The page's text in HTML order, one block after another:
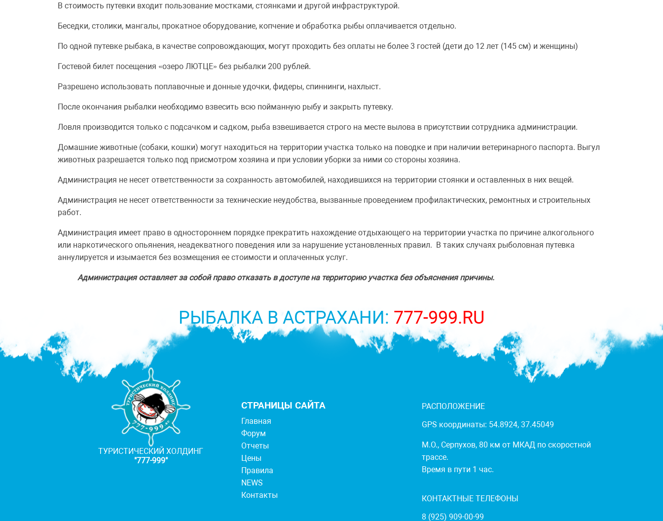
В стоимость путевки входит пользование мостками, стоянками и другой инфраструктурой.
Беседки, столики, мангалы, прокатное оборудование, копчение и обработка рыбы оплачивается отдельно.
По одной путевке рыбака, в качестве сопровождающих, могут проходить без оплаты не более 3 гостей (дети до 12 лет (145 см) и женщины)
Гостевой билет посещения «озеро ЛЮТЦЕ» без рыбалки 200 рублей.
Разрешено использовать поплавочные и донные удочки, фидеры, спиннинги, нахлыст.
После окончания рыбалки необходимо взвесить всю пойманную рыбу и закрыть путевку.
Ловля производится только с подсачком и садком, рыба взвешивается строго на месте вылова в присутствии сотрудника администрации.
Домашние животные (собаки, кошки) могут находиться на территории участка только на поводке и при наличии ветеринарного паспорта. Выгул
животных разрешается только под присмотром хозяина и при условии уборки за ними со стороны хозяина.
Администрация не несет ответственности за сохранность автомобилей, находившихся на территории стоянки и оставленных в них вещей.
Администрация не несет ответственности за технические неудобства, вызванные проведением профилактических, ремонтных и строительных
работ.
Администрация имеет право в одностороннем порядке прекратить нахождение отдыхающего на территории участка по причине алкогольного
или наркотического опьянения, неадекватного поведения или за нарушение установленных правил. В таких случаях рыболовная путевка
аннулируется и изымается без возмещения ее стоимости и оплаченных услуг.
Администрация оставляет за собой право отказать в доступе на территорию участка без объяснения причины.
РЫБАЛКА В АСТРАХАНИ: 777-999.RU
ТУРИСТИЧЕСКИЙ ХОЛДИНГ
"777-999"
СТРАНИЦЫ САЙТА
Главная
Форум
Отчеты
Цены
Правила
NEWS
Контакты
РАСПОЛОЖЕНИЕ
GPS координаты: 54.8924, 37.45049
М.О., Серпухов, 80 км от МКАД по скоростной
трассе.
Время в пути 1 час.
КОНТАКТНЫЕ ТЕЛЕФОНЫ
8 (925) 909-00-99